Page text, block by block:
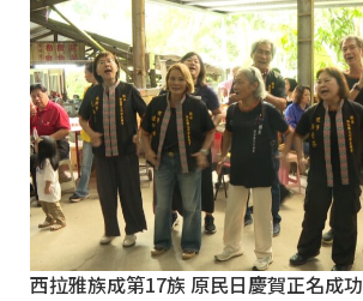
西拉雅族成第17族 原民日慶賀正名成功